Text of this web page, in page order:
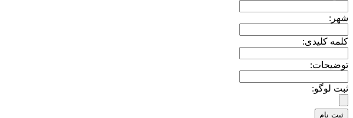
شهر:
کلمه کلیدی:
توضیحات:
ثبت لوگو: